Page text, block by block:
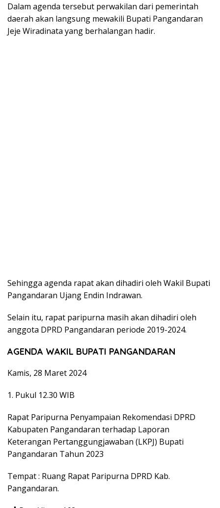
Dalam agenda tersebut perwakilan dari pemerintah
daerah akan langsung mewakili Bupati Pangandaran
Jeje Wiradinata yang berhalangan hadir.
Sehingga agenda rapat akan dihadiri oleh Wakil Bupati
Pangandaran Ujang Endin Indrawan.
Selain itu, rapat paripurna masih akan dihadiri oleh
anggota DPRD Pangandaran periode 2019-2024.
AGENDA WAKIL BUPATI PANGANDARAN
Kamis, 28 Maret 2024
1. Pukul 12.30 WIB
Rapat Paripurna Penyampaian Rekomendasi DPRD
Kabupaten Pangandaran terhadap Laporan
Keterangan Pertanggungjawaban (LKPJ) Bupati
Pangandaran Tahun 2023
Tempat : Ruang Rapat Paripurna DPRD Kab.
Pangandaran.